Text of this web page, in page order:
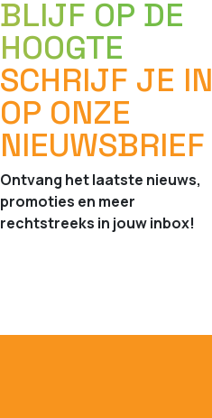
BLIJF OP DE
HOOGTE
SCHRIJF JE IN
OP ONZE
NIEUWSBRIEF
Ontvang het laatste nieuws,
promoties en meer
rechtstreeks in jouw inbox!